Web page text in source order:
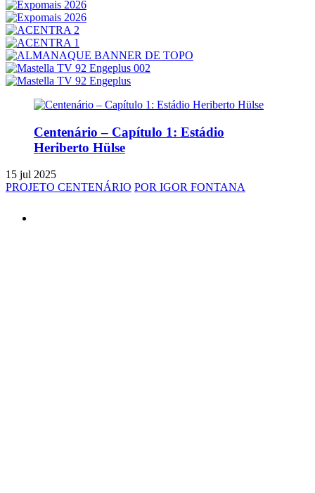
Centenário – Capítulo 1: Estádio
Heriberto Hülse
15 jul 2025
PROJETO CENTENÁRIO POR IGOR FONTANA